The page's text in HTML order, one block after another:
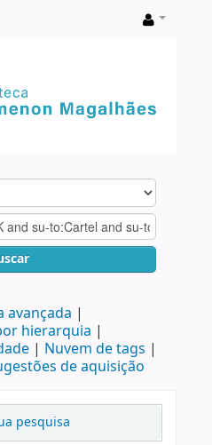
avançada
hierarquia
Nuvem de tags
de aquisição
pesquisa